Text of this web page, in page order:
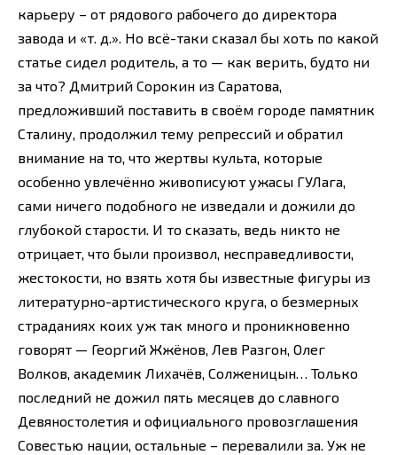
карьеру – от рядового рабочего до директора
завода и «т. д.». Но всё-таки сказал бы хоть по какой
статье сидел родитель, а то — как верить, будто ни
за что? Дмитрий Сорокин из Саратова,
предложивший поставить в своём городе памятник
Сталину, продолжил тему репрессий и обратил
внимание на то, что жертвы культа, которые
особенно увлечённо живописуют ужасы ГУЛага,
сами ничего подобного не изведали и дожили до
глубокой старости. И то сказать, ведь никто не
отрицает, что были произвол, несправедливости,
жестокости, но взять хотя бы известные фигуры из
литературно-артистического круга, о безмерных
страданиях коих уж так много и проникновенно
говорят — Георгий Жжёнов, Лев Разгон, Олег
Волков, академик Лихачёв, Солженицын… Только
последний не дожил пять месяцев до славного
Девяностолетия и официального провозглашения
Совестью нации, остальные – перевалили за. Уж не